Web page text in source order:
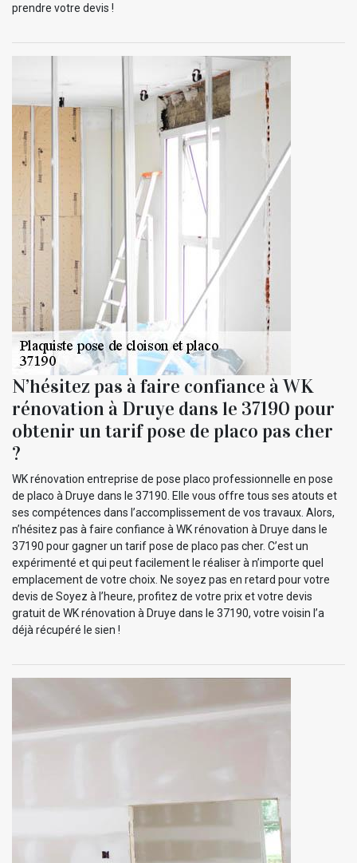
prendre votre devis !
N’hésitez pas à faire confiance à WK
rénovation à Druye dans le 37190 pour
obtenir un tarif pose de placo pas cher
?
WK rénovation entreprise de pose placo professionnelle en pose
de placo à Druye dans le 37190. Elle vous offre tous ses atouts et
ses compétences dans l’accomplissement de vos travaux. Alors,
n’hésitez pas à faire confiance à WK rénovation à Druye dans le
37190 pour gagner un tarif pose de placo pas cher. C’est un
expérimenté et qui peut facilement le réaliser à n’importe quel
emplacement de votre choix. Ne soyez pas en retard pour votre
devis de Soyez à l’heure, profitez de votre prix et votre devis
gratuit de WK rénovation à Druye dans le 37190, votre voisin l’a
déjà récupéré le sien !